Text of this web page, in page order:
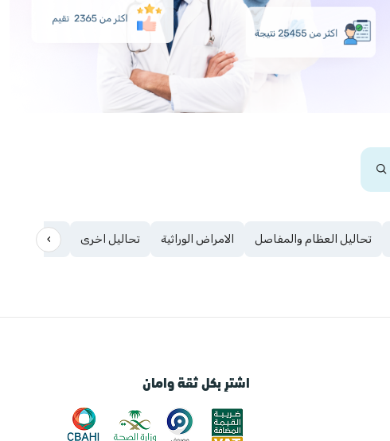
› تحاليل العظام والمفاصل الامراض الوراثية تحاليل اخرى الفيروسات
اشترِ بكل ثقة وامان